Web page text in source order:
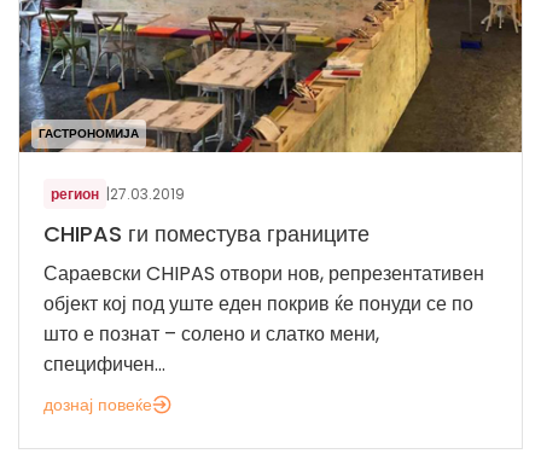
ГАСТРОНОМИЈА
регион |27.03.2019
CHIPAS ги поместува границите
Сараевски CHIPAS отвори нов, репрезентативен
објект кој под уште еден покрив ќе понуди се по
што е познат – солено и слатко мени,
специфичен...
дознај повеќе